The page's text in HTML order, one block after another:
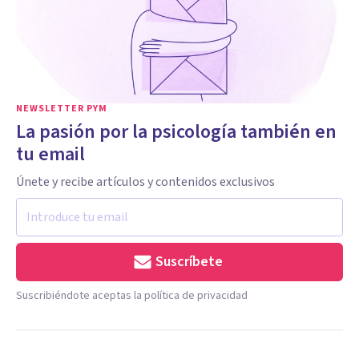
NEWSLETTER PYM
La pasión por la psicología también en
tu email
Únete y recibe artículos y contenidos exclusivos
Suscríbete
Suscribiéndote aceptas la política de privacidad